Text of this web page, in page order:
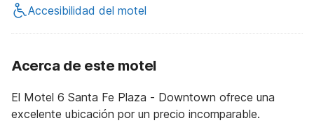
Accesibilidad del motel
Acerca de este motel
El Motel 6 Santa Fe Plaza - Downtown ofrece una
excelente ubicación por un precio incomparable.